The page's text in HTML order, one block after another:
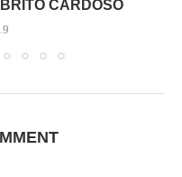
CARDOSO